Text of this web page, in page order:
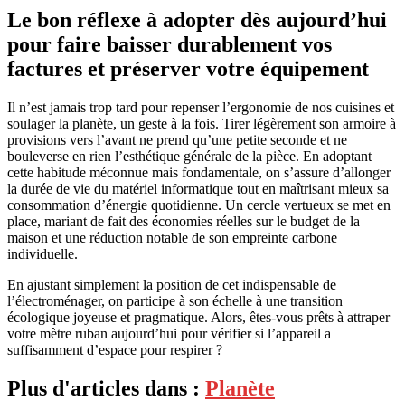
Le bon réflexe à adopter dès aujourd’hui
pour faire baisser durablement vos
factures et préserver votre équipement
Il n’est jamais trop tard pour repenser l’ergonomie de nos cuisines et
soulager la planète, un geste à la fois. Tirer légèrement son armoire à
provisions vers l’avant ne prend qu’une petite seconde et ne
bouleverse en rien l’esthétique générale de la pièce. En adoptant
cette habitude méconnue mais fondamentale, on s’assure d’allonger
la durée de vie du matériel informatique tout en maîtrisant mieux sa
consommation d’énergie quotidienne. Un cercle vertueux se met en
place, mariant de fait des économies réelles sur le budget de la
maison et une réduction notable de son empreinte carbone
individuelle.
En ajustant simplement la position de cet indispensable de
l’électroménager, on participe à son échelle à une transition
écologique joyeuse et pragmatique. Alors, êtes-vous prêts à attraper
votre mètre ruban aujourd’hui pour vérifier si l’appareil a
suffisamment d’espace pour respirer ?
Plus d'articles dans : Planète